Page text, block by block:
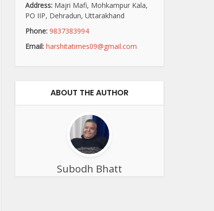
Address: Majri Mafi, Mohkampur Kala,
PO IIP, Dehradun, Uttarakhand
Phone: 9837383994
Email: harshitatimes09@gmail.com
ABOUT THE AUTHOR
Subodh Bhatt